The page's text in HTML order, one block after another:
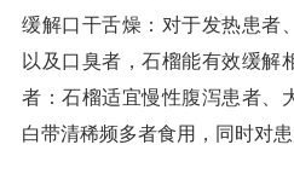
缓解口干舌燥：对于发热患者
以及口臭者，石榴能有效缓解
者：石榴适宜慢性腹泻患者、
白带清稀频多者食用，同时对